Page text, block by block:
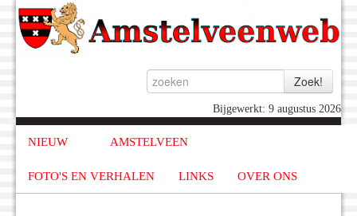
Bijgewerkt: 9 augustus 2026
NIEUW AMSTELVEEN
FOTO'S EN VERHALEN LINKS OVER ONS